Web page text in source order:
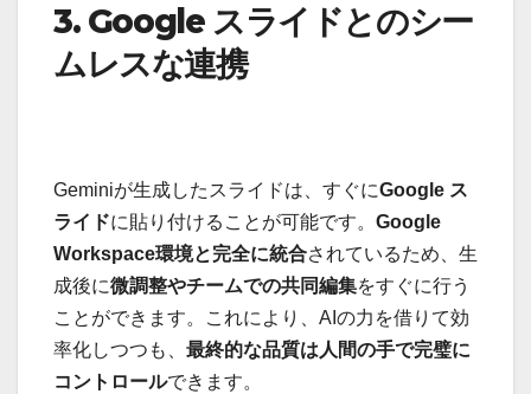
3. Google スライドとのシー
ムレスな連携
Geminiが生成したスライドは、すぐにGoogle ス
ライドに貼り付けることが可能です。 Google
Workspace環境と完全に統合されているため、生
成後に微調整やチームでの共同編集をすぐに行う
ことができます。これにより、AIの力を借りて効
率化しつつも、 最終的な品質は人間の手で完璧に
コントロールできます。